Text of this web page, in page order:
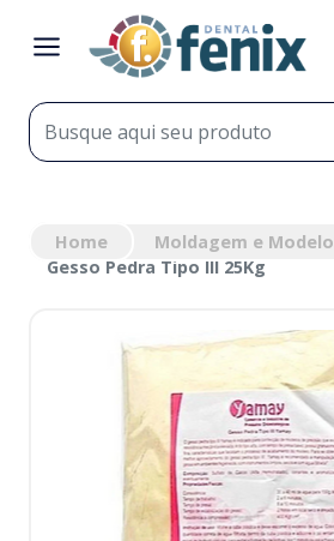
Home Moldagem e Modelo
Gesso Pedra Tipo III 25Kg